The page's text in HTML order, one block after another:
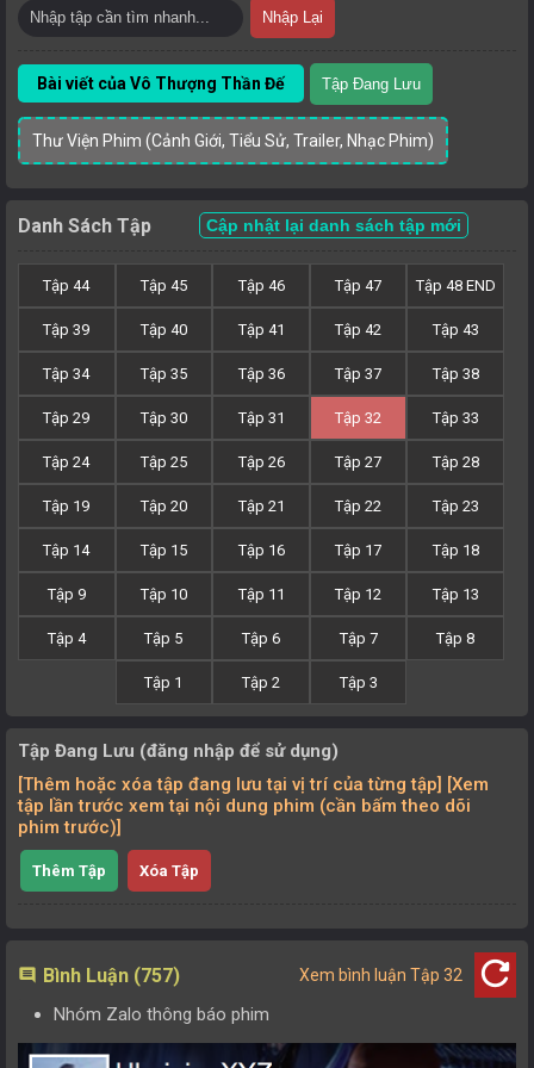
Nhập Lại
Bài viết của Vô Thượng Thần Đế Tập Đang Lưu
Thư Viện Phim (Cảnh Giới, Tiểu Sử, Trailer, Nhạc Phim)
Danh Sách Tập Cập nhật lại danh sách tập mới
Tập 48 END
Tập 47
Tập 46
Tập 45
Tập 44
Tập 43
Tập 42
Tập 41
Tập 40
Tập 39
Tập 38
Tập 37
Tập 36
Tập 35
Tập 34
Tập 33
Tập 32
Tập 31
Tập 30
Tập 29
Tập 28
Tập 27
Tập 26
Tập 25
Tập 24
Tập 23
Tập 22
Tập 21
Tập 20
Tập 19
Tập 18
Tập 17
Tập 16
Tập 15
Tập 14
Tập 13
Tập 12
Tập 11
Tập 10
Tập 9
Tập 8
Tập 7
Tập 6
Tập 5
Tập 4
Tập 3
Tập 2
Tập 1
Tập Đang Lưu (đăng nhập để sử dụng)
[Thêm hoặc xóa tập đang lưu tại vị trí của từng tập] [Xem
tập lần trước xem tại nội dung phim (cần bấm theo dõi
phim trước)]
Thêm Tập Xóa Tập
comment Bình Luận (757) Xem bình luận Tập 32 refresh
Nhóm Zalo thông báo phim